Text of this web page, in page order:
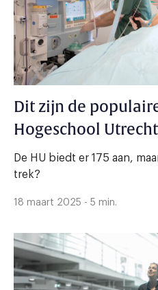
Dit zijn de
Hogeschool Utrecht
De HU biedt er 175 aan,
trek?
18 maart 2025 - 5 min.